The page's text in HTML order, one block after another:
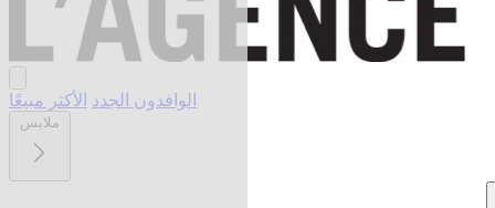
الوافدون الجدد الأكثر مبيعًا
ملابس